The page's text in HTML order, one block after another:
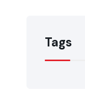
Tags